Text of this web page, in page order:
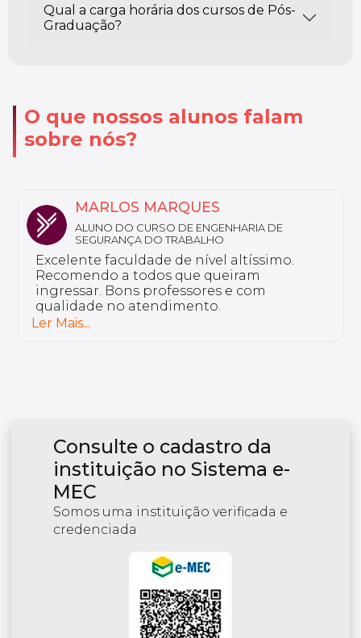
Qual a carga horária dos cursos de Pós-
Graduação?
O que nossos alunos falam
sobre nós?
MARLOS MARQUES
ALUNO DO CURSO DE ENGENHARIA DE
SEGURANÇA DO TRABALHO
Excelente faculdade de nível altíssimo.
Recomendo a todos que queiram
ingressar. Bons professores e com
qualidade no atendimento.
Ler Mais...
Consulte o cadastro da
instituição no Sistema e-
MEC
Somos uma instituição verificada e
credenciada